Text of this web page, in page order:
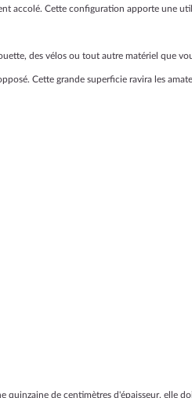
accolé. Cette configuration apporte une
des vélos ou tout autre matériel que
Cette grande superficie ravira les
quinzaine de centimètres d'épaisseur, elle